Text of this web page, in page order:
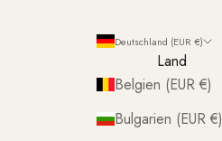
Deutschland (EUR €)
Land
Belgien (EUR €)
Bulgarien (EUR €)